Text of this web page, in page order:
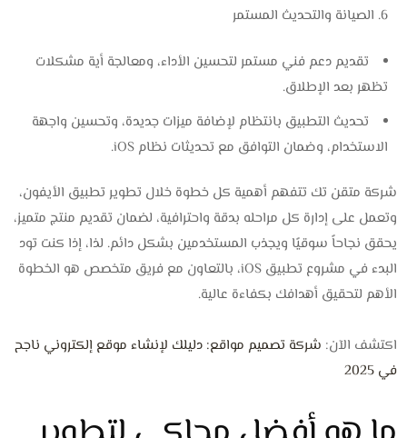
الصيانة والتحديث المستمر
تقديم دعم فني مستمر لتحسين الأداء، ومعالجة أية مشكلات
تظهر بعد الإطلاق.
تحديث التطبيق بانتظام لإضافة ميزات جديدة، وتحسين واجهة
الاستخدام، وضمان التوافق مع تحديثات نظام iOS.
شركة متقن تك تتفهم أهمية كل خطوة خلال تطوير تطبيق الأيفون،
وتعمل على إدارة كل مراحله بدقة واحترافية، لضمان تقديم منتج متميز،
يحقق نجاحاً سوقيًا ويجذب المستخدمين بشكل دائم. لذا، إذا كنت تود
البدء في مشروع تطبيق iOS، بالتعاون مع فريق متخصص هو الخطوة
الأهم لتحقيق أهدافك بكفاءة عالية.
اكتشف الآن: شركة تصميم مواقع: دليلك لإنشاء موقع إلكتروني ناجح
في 2025